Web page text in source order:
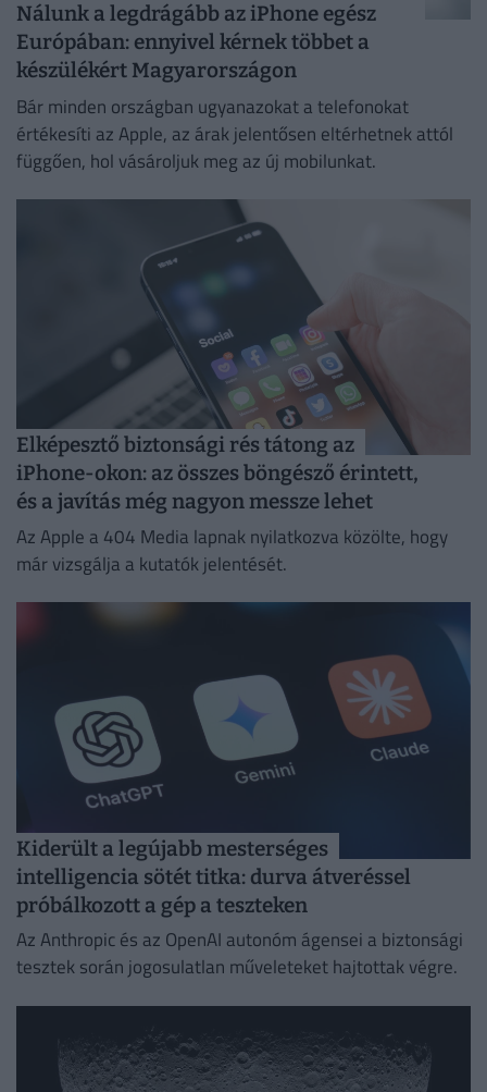
Nálunk a legdrágább az iPhone egész
Európában: ennyivel kérnek többet a
készülékért Magyarországon
Bár minden országban ugyanazokat a telefonokat
értékesíti az Apple, az árak jelentősen eltérhetnek attól
függően, hol vásároljuk meg az új mobilunkat.
Elképesztő biztonsági rés tátong az
iPhone-okon: az összes böngésző érintett,
és a javítás még nagyon messze lehet
Az Apple a 404 Media lapnak nyilatkozva közölte, hogy
már vizsgálja a kutatók jelentését.
Kiderült a legújabb mesterséges
intelligencia sötét titka: durva átveréssel
próbálkozott a gép a teszteken
Az Anthropic és az OpenAI autonóm ágensei a biztonsági
tesztek során jogosulatlan műveleteket hajtottak végre.